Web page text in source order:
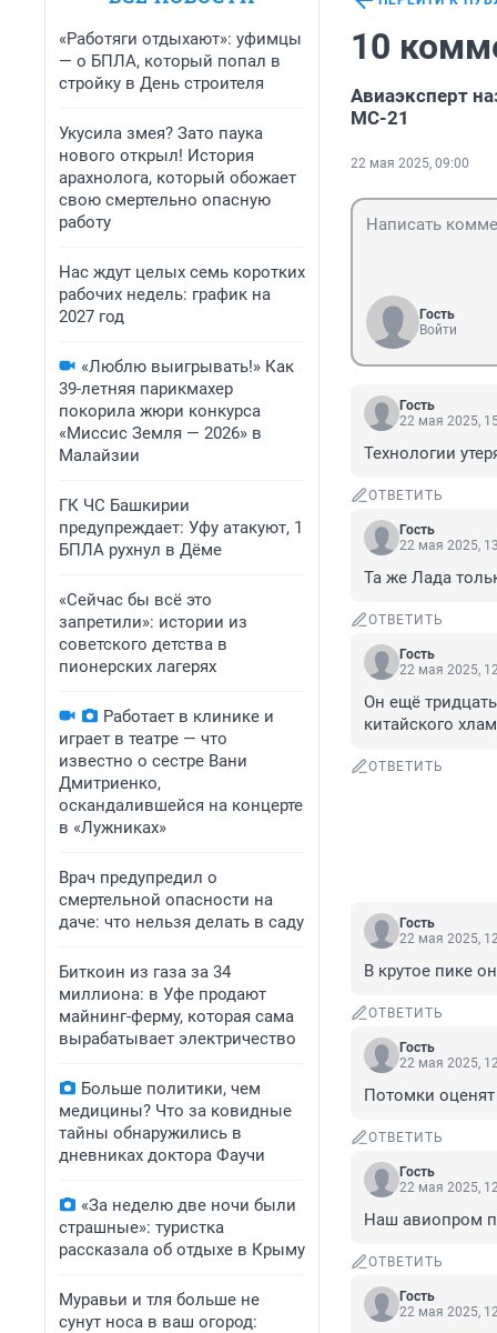
«Работяги отдыхают»: уфимцы
— о БПЛА, который попал в
стройку в День строителя
Укусила змея? Зато паука
нового открыл! История
арахнолога, который обожает
свою смертельно опасную
работу
Нас ждут целых семь коротких
рабочих недель: график на
2027 год
«Люблю выигрывать!» Как
39-летняя парикмахер
покорила жюри конкурса
«Миссис Земля — 2026» в
Малайзии
ГК ЧС Башкирии
предупреждает: Уфу атакуют, 1
БПЛА рухнул в Дёме
«Сейчас бы всё это
запретили»: истории из
советского детства в
пионерских лагерях
Работает в клинике и
играет в театре — что
известно о сестре Вани
Дмитриенко,
оскандалившейся на концерте
в «Лужниках»
Врач предупредил о
смертельной опасности на
даче: что нельзя делать в саду
Биткоин из газа за 34
миллиона: в Уфе продают
майнинг-ферму, которая сама
вырабатывает электричество
Больше политики, чем
медицины? Что за ковидные
тайны обнаружились в
дневниках доктора Фаучи
«За неделю две ночи были
страшные»: туристка
рассказала об отдыхе в Крыму
Муравьи и тля больше не
сунут носа в ваш огород:
10
Авиаэксперт
МС-21
22 мая 2025, 09:00
Гость
Войти
Гость
22 мая 2025,
Технологии
ОТВЕТИТЬ
Гость
22 мая 2025,
Та же Лада
ОТВЕТИТЬ
Гость
22 мая 2025,
Он ещё
китайского
ОТВЕТИТЬ
Гость
22 мая 2025,
В крутое пике
ОТВЕТИТЬ
Гость
22 мая 2025,
Потомки
ОТВЕТИТЬ
Гость
22 мая 2025,
Наш авиопром
ОТВЕТИТЬ
Гость
22 мая 2025,